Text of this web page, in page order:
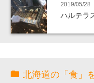
2019/05/28
ハルテラ
北海道の「食」